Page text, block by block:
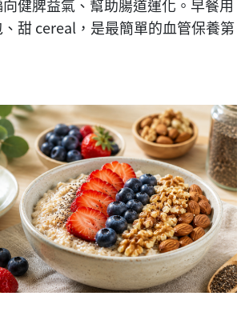
健脾益氣、幫助腸道運化。早餐用
甜 cereal，是最簡單的血管保養第